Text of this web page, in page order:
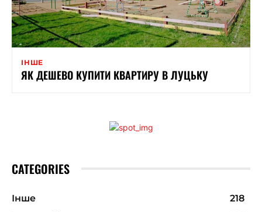
ІНШЕ
ЯК ДЕШЕВО КУПИТИ КВАРТИРУ В ЛУЦЬКУ
CATEGORIES
Інше
218